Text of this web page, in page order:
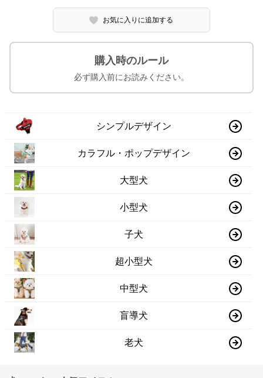
お気に入りに追加する
購入時のルール
必ず購入前にお読みください。
シンプルデザイン
カラフル・ポップデザイン
大型犬
小型犬
子犬
超小型犬
中型犬
盲導犬
老犬